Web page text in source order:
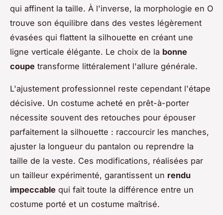
qui affinent la taille. À l'inverse, la morphologie en O
trouve son équilibre dans des vestes légèrement
évasées qui flattent la silhouette en créant une
ligne verticale élégante. Le choix de la bonne
coupe transforme littéralement l'allure générale.
L'ajustement professionnel reste cependant l'étape
décisive. Un costume acheté en prêt-à-porter
nécessite souvent des retouches pour épouser
parfaitement la silhouette : raccourcir les manches,
ajuster la longueur du pantalon ou reprendre la
taille de la veste. Ces modifications, réalisées par
un tailleur expérimenté, garantissent un rendu
impeccable qui fait toute la différence entre un
costume porté et un costume maîtrisé.